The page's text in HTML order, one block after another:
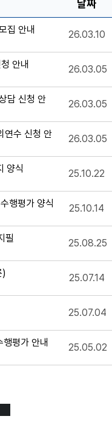
날짜
집 안내 26.03.10
안내 26.03.05
담 신청 안
26.03.05
연수 신청 안
26.03.05
양식 25.10.22
행평가 양식 25.10.14
필 25.08.25
) 25.07.14
25.07.04
평가 안내 25.05.02